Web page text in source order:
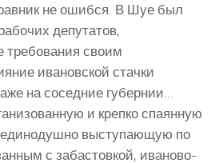
не ошибся. В Шуе был
депутатов,
своим
ивановской стачки
на соседние губернии…
и крепко спаянную
единодушно выступающую по
с забастовкой, иваново-